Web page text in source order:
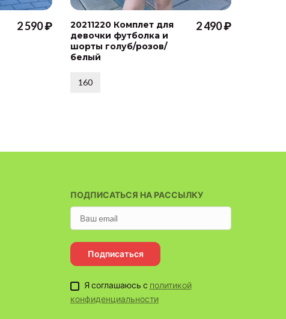
2 590 ₽
20211220 Комплет для
девочки футболка и
шорты голуб/розов/
белый
2 490 ₽
160
ПОДПИСАТЬСЯ НА РАССЫЛКУ
Подписаться
Я соглашаюсь с политикой
конфиденциальности